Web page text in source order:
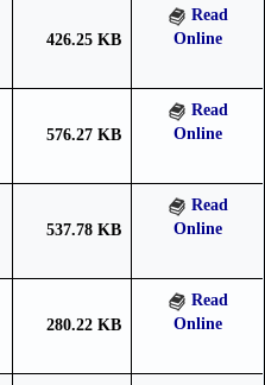
426.25 KB
Read
Online
576.27 KB
Read
Online
537.78 KB
Read
Online
280.22 KB
Read
Online